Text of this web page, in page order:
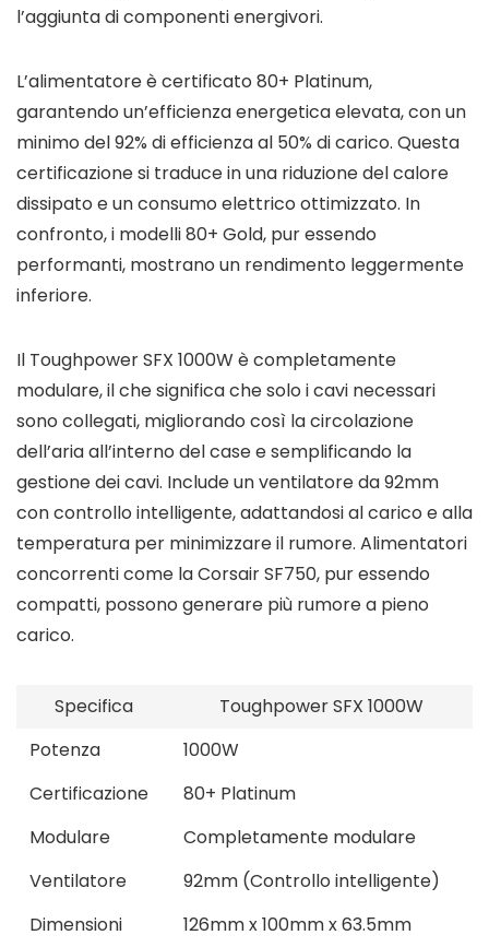
l’aggiunta di componenti energivori.
L’alimentatore è certificato 80+ Platinum,
garantendo un’efficienza energetica elevata, con un
minimo del 92% di efficienza al 50% di carico. Questa
certificazione si traduce in una riduzione del calore
dissipato e un consumo elettrico ottimizzato. In
confronto, i modelli 80+ Gold, pur essendo
performanti, mostrano un rendimento leggermente
inferiore.
Il Toughpower SFX 1000W è completamente
modulare, il che significa che solo i cavi necessari
sono collegati, migliorando così la circolazione
dell’aria all’interno del case e semplificando la
gestione dei cavi. Include un ventilatore da 92mm
con controllo intelligente, adattandosi al carico e alla
temperatura per minimizzare il rumore. Alimentatori
concorrenti come la Corsair SF750, pur essendo
compatti, possono generare più rumore a pieno
carico.
Specifica
Toughpower SFX 1000W
Potenza
1000W
Certificazione
80+ Platinum
Modulare
Completamente modulare
Ventilatore
92mm (Controllo intelligente)
Dimensioni
126mm x 100mm x 63.5mm